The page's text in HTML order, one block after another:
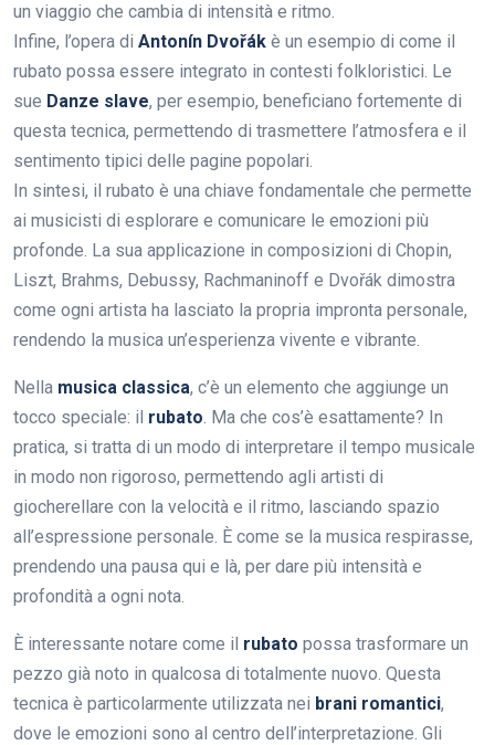
un viaggio che cambia di intensità e ritmo.
Infine, l’opera di Antonín Dvořák è un esempio di come il
rubato possa essere integrato in contesti folkloristici. Le
sue Danze slave, per esempio, beneficiano fortemente di
questa tecnica, permettendo di trasmettere l’atmosfera e il
sentimento tipici delle pagine popolari.
In sintesi, il rubato è una chiave fondamentale che permette
ai musicisti di esplorare e comunicare le emozioni più
profonde. La sua applicazione in composizioni di Chopin,
Liszt, Brahms, Debussy, Rachmaninoff e Dvořák dimostra
come ogni artista ha lasciato la propria impronta personale,
rendendo la musica un’esperienza vivente e vibrante.
Nella musica classica, c’è un elemento che aggiunge un
tocco speciale: il rubato. Ma che cos’è esattamente? In
pratica, si tratta di un modo di interpretare il tempo musicale
in modo non rigoroso, permettendo agli artisti di
giocherellare con la velocità e il ritmo, lasciando spazio
all’espressione personale. È come se la musica respirasse,
prendendo una pausa qui e là, per dare più intensità e
profondità a ogni nota.
È interessante notare come il rubato possa trasformare un
pezzo già noto in qualcosa di totalmente nuovo. Questa
tecnica è particolarmente utilizzata nei brani romantici,
dove le emozioni sono al centro dell’interpretazione. Gli